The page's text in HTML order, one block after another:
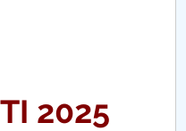
în Carieră
– UPB
2025